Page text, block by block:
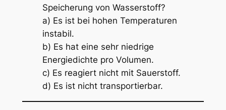
Speicherung von Wasserstoff?
a) Es ist bei hohen Temperaturen
instabil.
b) Es hat eine sehr niedrige
Energiedichte pro Volumen.
c) Es reagiert nicht mit Sauerstoff.
d) Es ist nicht transportierbar.